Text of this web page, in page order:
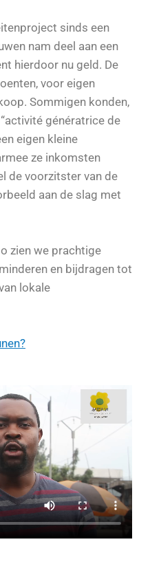
sinds een
nam deel aan een
hierdoor nu geld. De
voor eigen
Sommigen konden,
génératrice de
eigen kleine
ze inkomsten
de voorzitster van de
aan de slag met
zien we prachtige
en bijdragen tot
lokale